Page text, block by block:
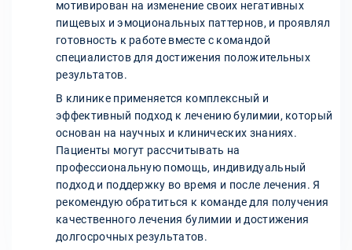
мотивирован на изменение своих негативных
пищевых и эмоциональных паттернов, и проявлял
готовность к работе вместе с командой
специалистов для достижения положительных
результатов.
В клинике применяется комплексный и
эффективный подход к лечению булимии, который
основан на научных и клинических знаниях.
Пациенты могут рассчитывать на
профессиональную помощь, индивидуальный
подход и поддержку во время и после лечения. Я
рекомендую обратиться к команде для получения
качественного лечения булимии и достижения
долгосрочных результатов.